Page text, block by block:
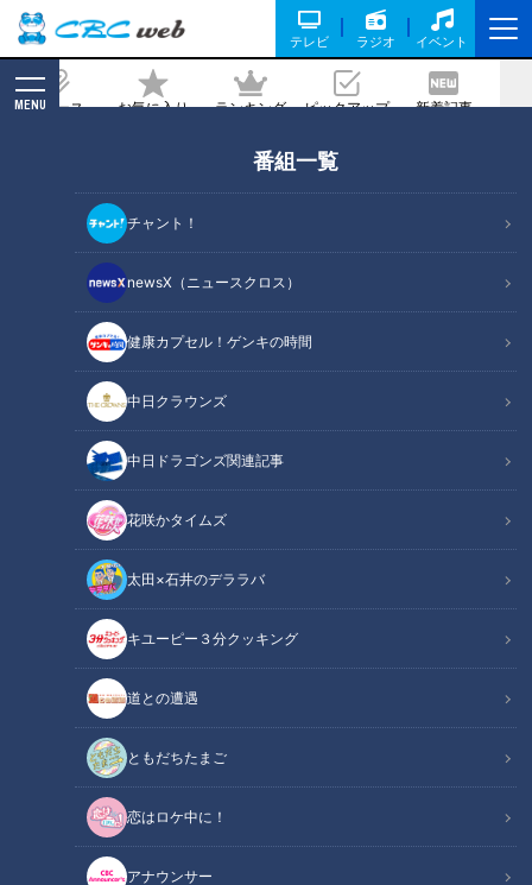
テレビ ラジオ イベント
ニュース お気に入り ランキング ピックアップ 新着記事
MENU
番組一覧
チャント！
newsX（ニュースクロス）
健康カプセル！ゲンキの時間
中日クラウンズ
中日ドラゴンズ関連記事
花咲かタイムズ
太田×石井のデララバ
キユーピー３分クッキング
道との遭遇
ともだちたまご
恋はロケ中に！
アナウンサー
ィビティ「ガッタンゴー」を紹介！岐阜
県飛騨市の大自然の中を疾走しながら生
実況！
記事に戻る
CBC若狭アナが廃線を使った山のアクティビティ「ガッタンゴー」を紹
介！岐阜県飛騨市の大自然の中を疾走しながら生実況！
この記事の画像（全5枚）